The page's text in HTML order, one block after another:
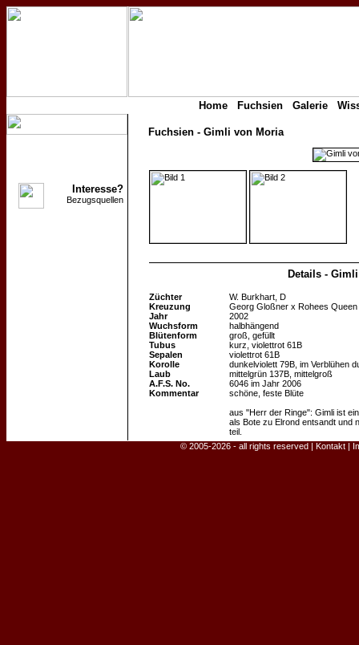
Home Fuchsien Galerie
Interesse?
Bezugsquellen
Fuchsien - Gimli von Moria
Details -
Züchter
W. Burkhart, D
Kreuzung
Georg Gloßner x Rohees Queen
Jahr
2002
Wuchsform
halbhängend
Blütenform
groß, gefüllt
Tubus
kurz, violettrot 61B
Sepalen
violettrot 61B
Korolle
dunkelviolett 79B, im Verblühen
Laub
mittelgrün 137B, mittelgroß
A.F.S. No.
6046 im Jahr 2006
Kommentar
schöne, feste Blüte
aus "Herr der Ringe": Gimli ist
als Bote zu Elrond entsandt und
teil.
© 2005-2026 - all rights reserved | Kontakt |